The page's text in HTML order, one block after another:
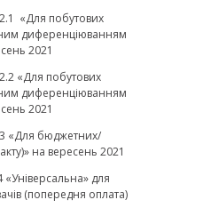
«Для побутових
диференціюванням
2021
«Для побутових
диференціюванням
2021
«Для бюджетних/
на вересень 2021
для
(попередня оплата)